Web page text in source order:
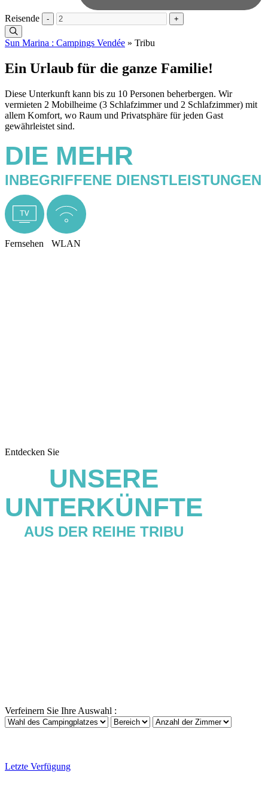
Reisende - +
Sun Marina : Campings Vendée » Tribu
Ein Urlaub für die ganze Familie!
Diese Unterkunft kann bis zu 10 Personen beherbergen. Wir
vermieten 2 Mobilheime (3 Schlafzimmer und 2 Schlafzimmer) mit
allem Komfort, wo Raum und Privatsphäre für jeden Gast
gewährleistet sind.
DIE MEHR
INBEGRIFFENE DIENSTLEISTUNGEN
Fernsehen WLAN
Entdecken Sie
UNSERE
UNTERKÜNFTE
AUS DER REIHE TRIBU
Verfeinern Sie Ihre Auswahl :
Letzte Verfügung